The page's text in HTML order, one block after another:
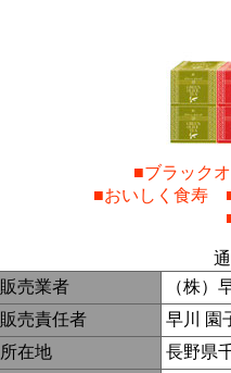
■ブラック
■おいしく食寿
販売業者
（株）
販売責任者
早川 園
所在地
長野県